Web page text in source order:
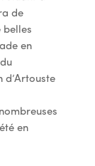
de
belles
en
d’Artouste
en